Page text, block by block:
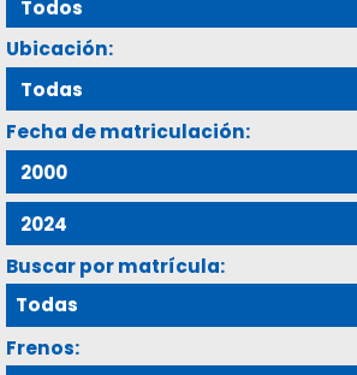
Ubicación:
Fecha de matriculación:
Buscar por matrícula:
Frenos: